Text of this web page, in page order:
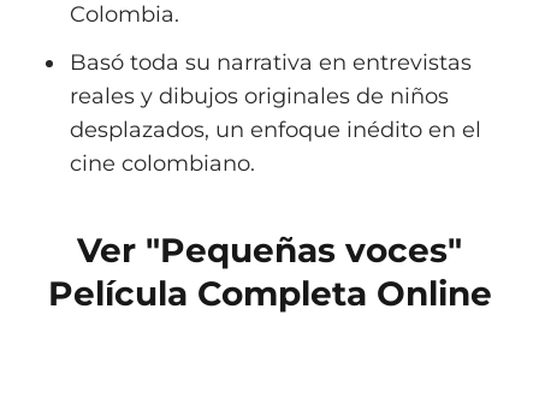
Colombia.
Basó toda su narrativa en entrevistas
reales y dibujos originales de niños
desplazados, un enfoque inédito en el
cine colombiano.
Ver "Pequeñas voces"
Película Completa Online